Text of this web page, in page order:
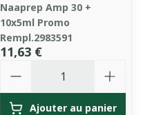
Naaprep Amp 30 +
10x5ml Promo
Rempl.2983591
11,63 €
Ajouter au panier